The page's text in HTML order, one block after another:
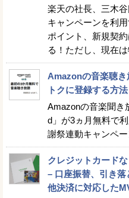
楽天の社長、三木
キャンペーンを利
ポイント、新規契
る！ただし、現在
Amazonの音楽聴
トクに登録する方
Amazonの音楽聞き
d」が3ヵ月無料で
謝祭連動キャンペ
クレジットカード
– 口座振替、引き
他決済に対応した